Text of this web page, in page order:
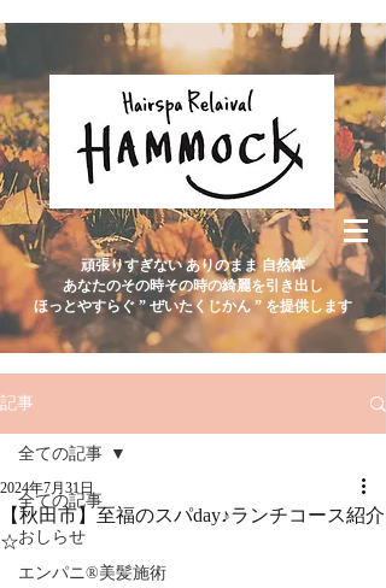
頑張りすぎない ありのまま 自然体
あなたのその時その時の綺麗を引き出し
ほっとやすらぐ ” ぜいたくじかん ” を提供します
記事
全ての記事
おしらせ
エンパニ®美髪施術
全ての記事
【秋田市】至福のスパday♪ランチコース紹介
☆
2024年7月31日